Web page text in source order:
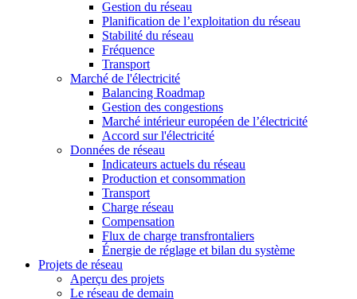
Gestion du réseau
Planification de l’exploitation du réseau
Stabilité du réseau
Fréquence
Transport
Marché de l'électricité
Balancing Roadmap
Gestion des congestions
Marché intérieur européen de l’électricité
Accord sur l'électricité
Données de réseau
Indicateurs actuels du réseau
Production et consommation
Transport
Charge réseau
Compensation
Flux de charge transfrontaliers
Énergie de réglage et bilan du système
Projets de réseau
Aperçu des projets
Le réseau de demain